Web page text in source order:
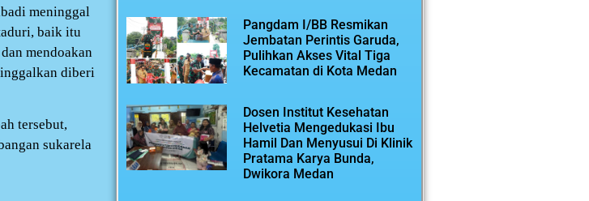
meninggal
baik itu
mendoakan
diberi
tersebut,
sukarela
Pangdam I/BB Resmikan
Jembatan Perintis Garuda,
Pulihkan Akses Vital Tiga
Kecamatan di Kota Medan
Dosen Institut Kesehatan
Helvetia Mengedukasi Ibu
Hamil Dan Menyusui Di Klinik
Pratama Karya Bunda,
Dwikora Medan